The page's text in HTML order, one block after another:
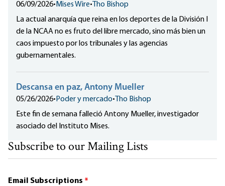
06/09/2026• Mises Wire• Tho Bishop
La actual anarquía que reina en los deportes de la División I
de la NCAA no es fruto del libre mercado, sino más bien un
caos impuesto por los tribunales y las agencias
gubernamentales.
Descansa en paz, Antony Mueller
05/26/2026• Poder y mercado• Tho Bishop
Este fin de semana falleció Antony Mueller, investigador
asociado del Instituto Mises.
Subscribe to our Mailing Lists
Email Subscriptions *